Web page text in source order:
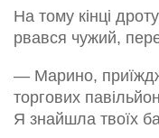
На тому кінці
рвався чужий,
— Марино,
торгових
Я знайшла твоїх